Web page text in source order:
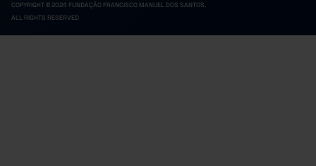
COPYRIGHT © 2024 FUNDAÇÃO FRANCISCO MANUEL DOS SANTOS.
ALL RIGHTS RESERVED